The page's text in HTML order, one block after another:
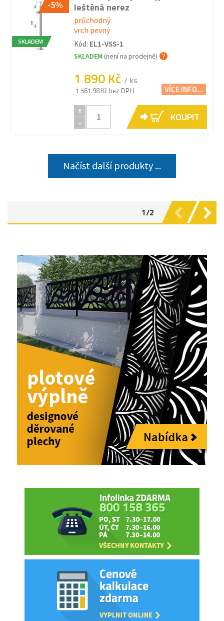
-5%
SKLADEM
leštěná nerez
průchodný
vrch pevný
Kód: EL1-VSS-1
SKLADEM (není na prodejně)
1 890 Kč / ks
1 561.98 Kč bez DPH VÍCE INFO...
+
-
KOUPIT
Načíst další produkty ...
1/2